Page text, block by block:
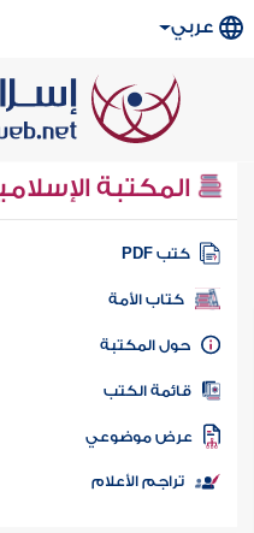
عربي
المكتبة
كتب PDF
كتاب الأمة
المكتبة
الكتب
موضوعي